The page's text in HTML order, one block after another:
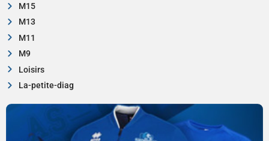
M15
M13
M11
M9
Loisirs
La-petite-diag